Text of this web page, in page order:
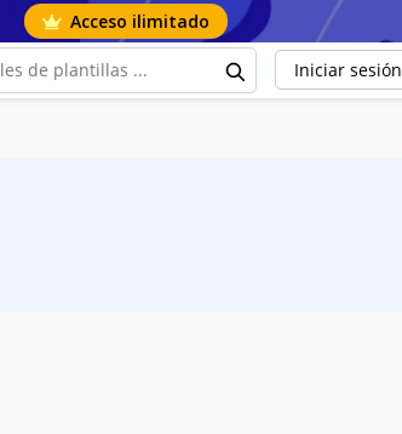
Acceso ilimitado
Iniciar sesión